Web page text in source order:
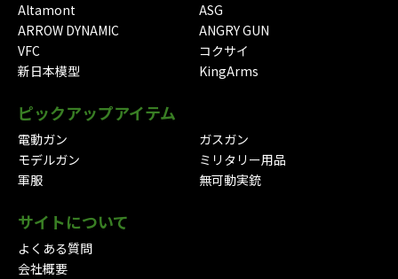
Altamont
ASG
ARROW DYNAMIC
ANGRY GUN
VFC
コクサイ
新日本模型
KingArms
ピックアップアイテム
電動ガン
ガスガン
モデルガン
ミリタリー用品
軍服
無可動実銃
サイトについて
よくある質問
会社概要